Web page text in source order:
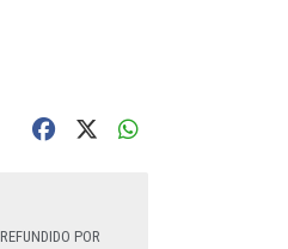
REFUNDIDO POR